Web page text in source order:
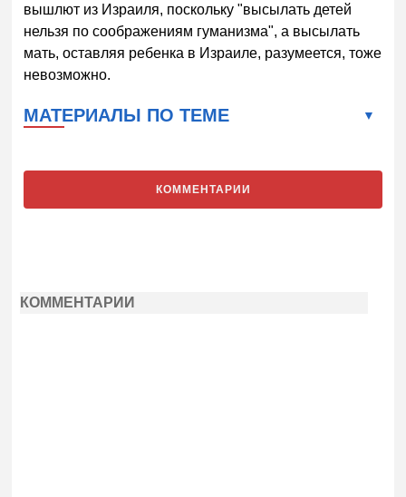
вышлют из Израиля, поскольку "высылать детей
нельзя по соображениям гуманизма", а высылать
мать, оставляя ребенка в Израиле, разумеется, тоже
невозможно.
МАТЕРИАЛЫ ПО ТЕМЕ
КОММЕНТАРИИ
КОММЕНТАРИИ